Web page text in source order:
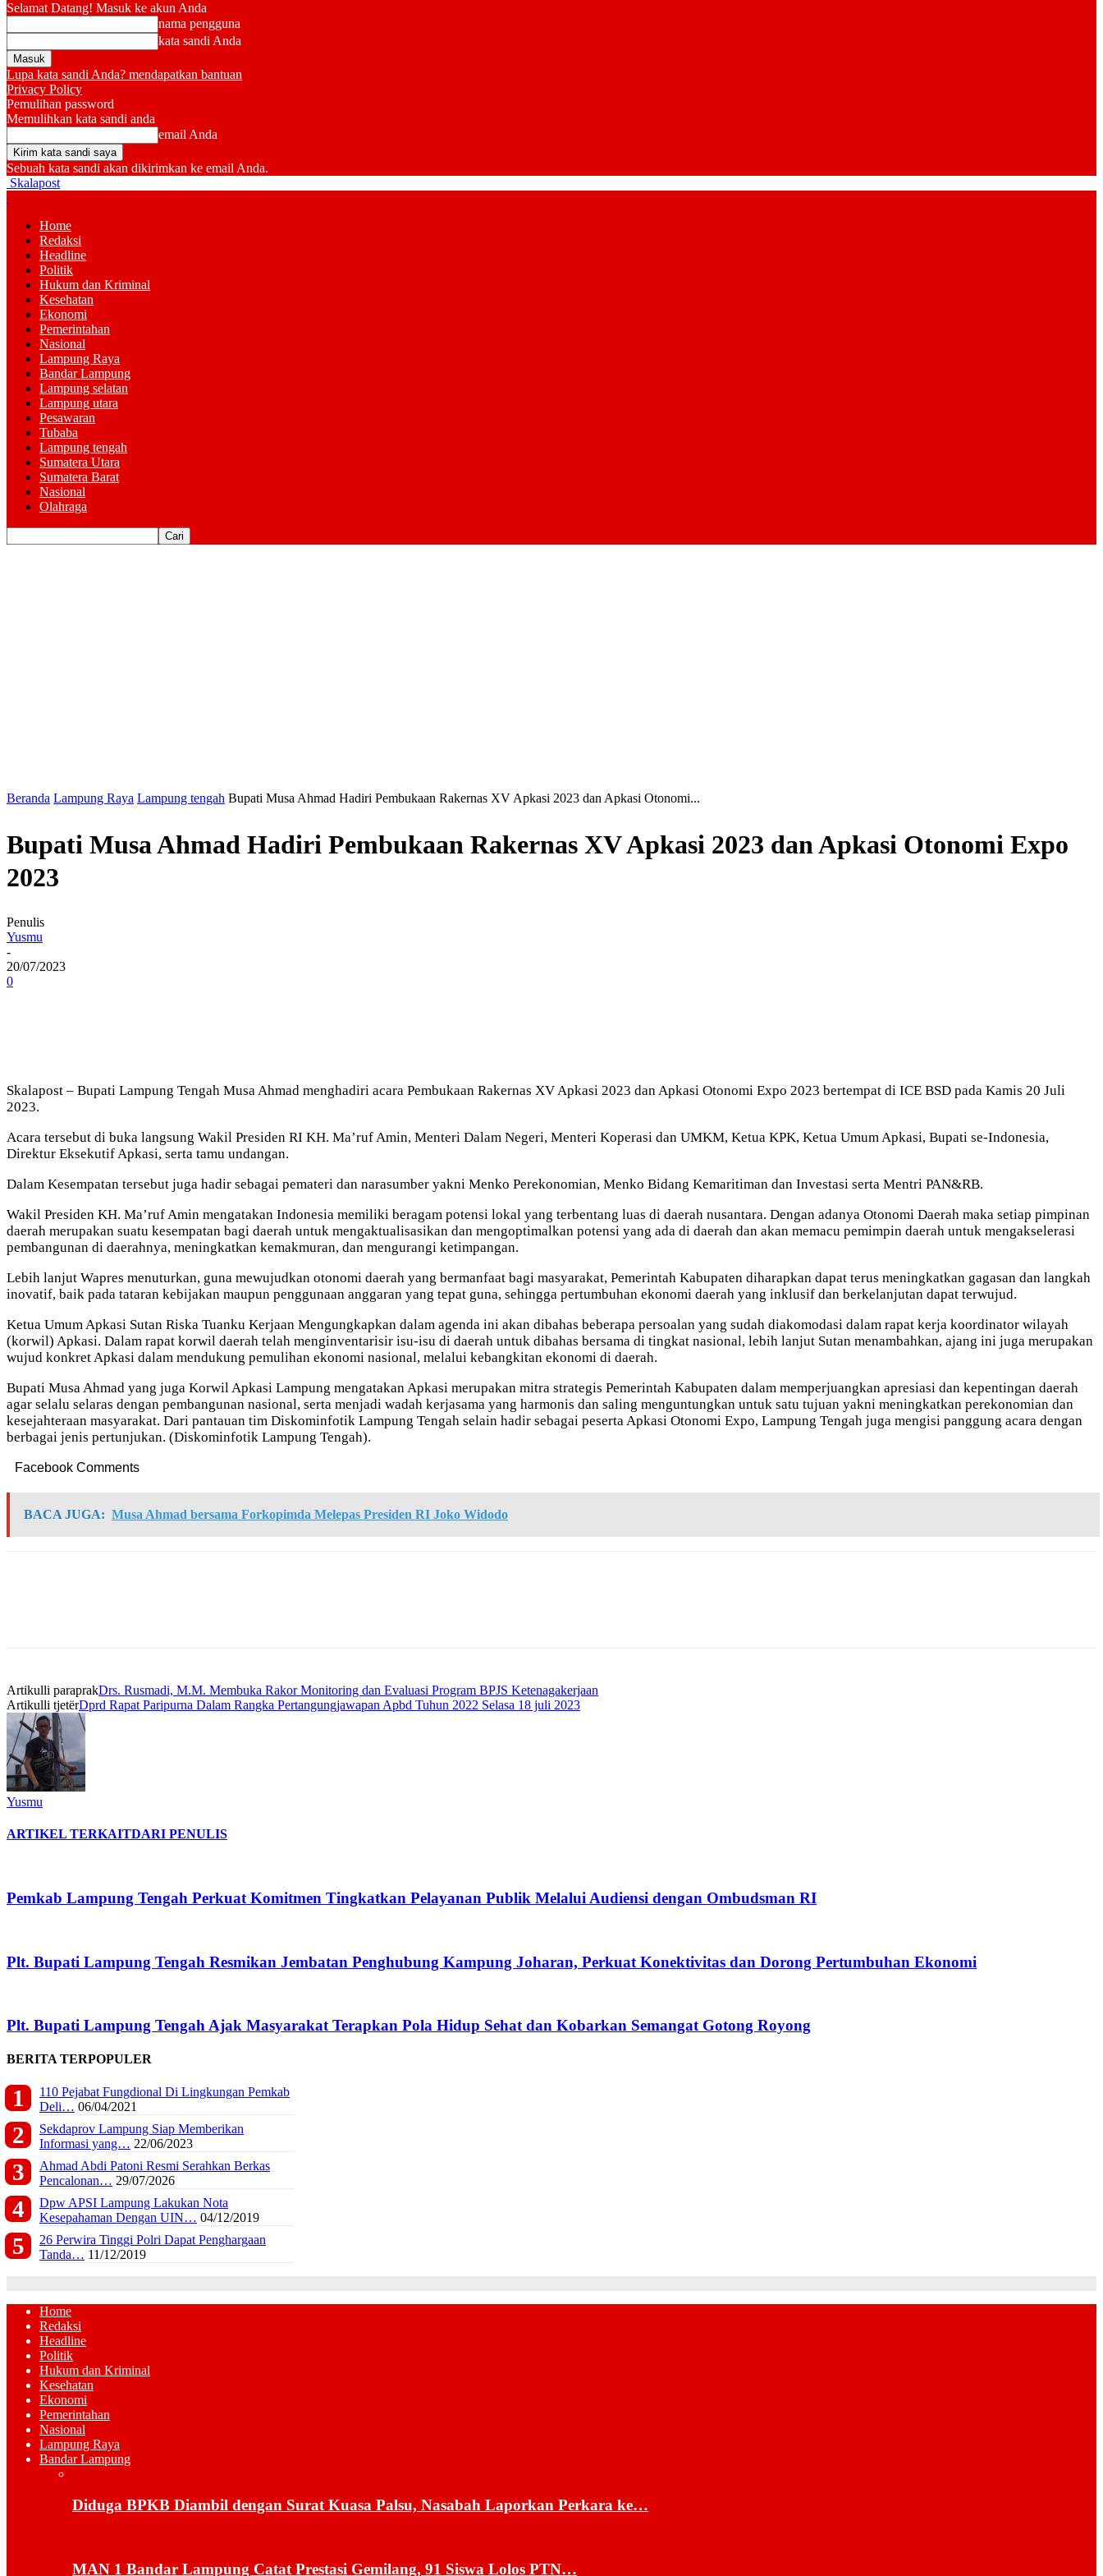
Selamat Datang! Masuk ke akun Anda
nama pengguna
kata sandi Anda
Lupa kata sandi Anda? mendapatkan bantuan
Privacy Policy
Pemulihan password
Memulihkan kata sandi anda
email Anda
Sebuah kata sandi akan dikirimkan ke email Anda.
Skalapost
Home
Redaksi
Headline
Politik
Hukum dan Kriminal
Kesehatan
Ekonomi
Pemerintahan
Nasional
Lampung Raya
Bandar Lampung
Lampung selatan
Lampung utara
Pesawaran
Tubaba
Lampung tengah
Sumatera Utara
Sumatera Barat
Nasional
Olahraga
Beranda Lampung Raya Lampung tengah Bupati Musa Ahmad Hadiri Pembukaan Rakernas XV Apkasi 2023 dan Apkasi Otonomi...
Bupati Musa Ahmad Hadiri Pembukaan Rakernas XV Apkasi 2023 dan Apkasi Otonomi Expo
2023
Penulis
Yusmu
-
20/07/2023
0
Skalapost – Bupati Lampung Tengah Musa Ahmad menghadiri acara Pembukaan Rakernas XV Apkasi 2023 dan Apkasi Otonomi Expo 2023 bertempat di ICE BSD pada Kamis 20 Juli
2023.
Acara tersebut di buka langsung Wakil Presiden RI KH. Ma’ruf Amin, Menteri Dalam Negeri, Menteri Koperasi dan UMKM, Ketua KPK, Ketua Umum Apkasi, Bupati se-Indonesia,
Direktur Eksekutif Apkasi, serta tamu undangan.
Dalam Kesempatan tersebut juga hadir sebagai pemateri dan narasumber yakni Menko Perekonomian, Menko Bidang Kemaritiman dan Investasi serta Mentri PAN&RB.
Wakil Presiden KH. Ma’ruf Amin mengatakan Indonesia memiliki beragam potensi lokal yang terbentang luas di daerah nusantara. Dengan adanya Otonomi Daerah maka setiap pimpinan
daerah merupakan suatu kesempatan bagi daerah untuk mengaktualisasikan dan mengoptimalkan potensi yang ada di daerah dan akan memacu pemimpin daerah untuk mengakselerasi
pembangunan di daerahnya, meningkatkan kemakmuran, dan mengurangi ketimpangan.
Lebih lanjut Wapres menuturkan, guna mewujudkan otonomi daerah yang bermanfaat bagi masyarakat, Pemerintah Kabupaten diharapkan dapat terus meningkatkan gagasan dan langkah
inovatif, baik pada tataran kebijakan maupun penggunaan anggaran yang tepat guna, sehingga pertumbuhan ekonomi daerah yang inklusif dan berkelanjutan dapat terwujud.
Ketua Umum Apkasi Sutan Riska Tuanku Kerjaan Mengungkapkan dalam agenda ini akan dibahas beberapa persoalan yang sudah diakomodasi dalam rapat kerja koordinator wilayah
(korwil) Apkasi. Dalam rapat korwil daerah telah menginventarisir isu-isu di daerah untuk dibahas bersama di tingkat nasional, lebih lanjut Sutan menambahkan, ajang ini juga merupakan
wujud konkret Apkasi dalam mendukung pemulihan ekonomi nasional, melalui kebangkitan ekonomi di daerah.
Bupati Musa Ahmad yang juga Korwil Apkasi Lampung mengatakan Apkasi merupakan mitra strategis Pemerintah Kabupaten dalam memperjuangkan apresiasi dan kepentingan daerah
agar selalu selaras dengan pembangunan nasional, serta menjadi wadah kerjasama yang harmonis dan saling menguntungkan untuk satu tujuan yakni meningkatkan perekonomian dan
kesejahteraan masyarakat. Dari pantauan tim Diskominfotik Lampung Tengah selain hadir sebagai peserta Apkasi Otonomi Expo, Lampung Tengah juga mengisi panggung acara dengan
berbagai jenis pertunjukan. (Diskominfotik Lampung Tengah).
Facebook Comments
BACA JUGA: Musa Ahmad bersama Forkopimda Melepas Presiden RI Joko Widodo
Artikulli paraprakDrs. Rusmadi, M.M. Membuka Rakor Monitoring dan Evaluasi Program BPJS Ketenagakerjaan
Artikulli tjetërDprd Rapat Paripurna Dalam Rangka Pertangungjawapan Apbd Tuhun 2022 Selasa 18 juli 2023
Yusmu
ARTIKEL TERKAITDARI PENULIS
Pemkab Lampung Tengah Perkuat Komitmen Tingkatkan Pelayanan Publik Melalui Audiensi dengan Ombudsman RI
Plt. Bupati Lampung Tengah Resmikan Jembatan Penghubung Kampung Joharan, Perkuat Konektivitas dan Dorong Pertumbuhan Ekonomi
Plt. Bupati Lampung Tengah Ajak Masyarakat Terapkan Pola Hidup Sehat dan Kobarkan Semangat Gotong Royong
BERITA TERPOPULER
110 Pejabat Fungdional Di Lingkungan Pemkab
Deli… 06/04/2021
Sekdaprov Lampung Siap Memberikan
Informasi yang… 22/06/2023
Ahmad Abdi Patoni Resmi Serahkan Berkas
Pencalonan… 29/07/2026
Dpw APSI Lampung Lakukan Nota
Kesepahaman Dengan UIN… 04/12/2019
26 Perwira Tinggi Polri Dapat Penghargaan
Tanda… 11/12/2019
Home
Redaksi
Headline
Politik
Hukum dan Kriminal
Kesehatan
Ekonomi
Pemerintahan
Nasional
Lampung Raya
Bandar Lampung
Diduga BPKB Diambil dengan Surat Kuasa Palsu, Nasabah Laporkan Perkara ke…
MAN 1 Bandar Lampung Catat Prestasi Gemilang, 91 Siswa Lolos PTN…